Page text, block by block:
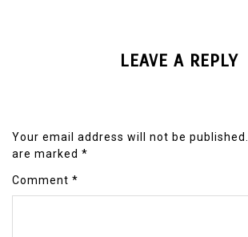
LEAVE A REPLY
Your email address will not be published.
are marked *
Comment *